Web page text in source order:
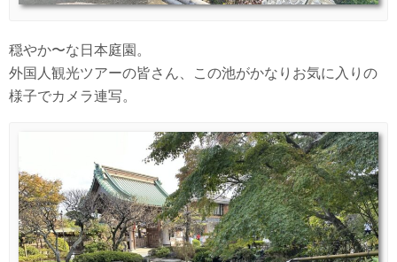
穏やか〜な日本庭園。
外国人観光ツアーの皆さん、この池がかなりお気に入りの
様子でカメラ連写。